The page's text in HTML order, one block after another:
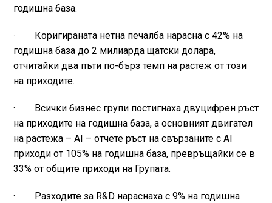
годишна база.
· Коригираната нетна печалба нарасна с 42% на
годишна база до 2 милиарда щатски долара,
отчитайки два пъти по-бърз темп на растеж от този
на приходите.
· Всички бизнес групи постигнаха двуцифрен ръст
на приходите на годишна база, а основният двигател
на растежа – AI – отчете ръст на свързаните с AI
приходи от 105% на годишна база, превръщайки се в
33% от общите приходи на Групата.
· Разходите за R&D нараснаха с 9% на годишна